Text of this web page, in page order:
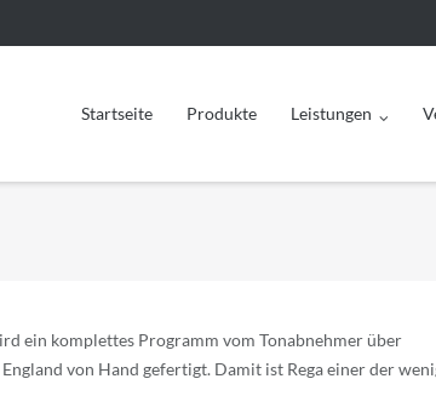
Startseite Produkte Leistungen
ein komplettes Programm vom Tonabnehmer über
von Hand gefertigt. Damit ist Rega einer der